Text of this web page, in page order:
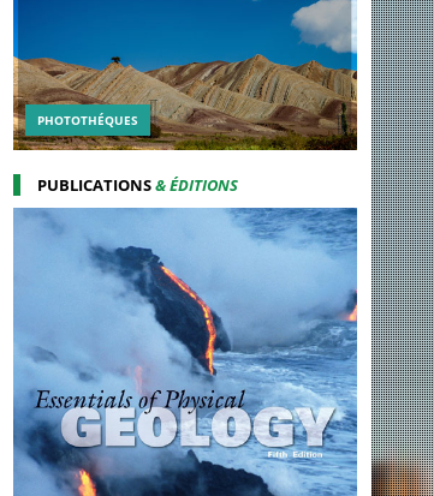
PHOTOTHÉQUES
PUBLICATIONS& ÉDITIONS